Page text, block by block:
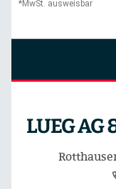
*MwSt. ausweisbar
LUEG AG